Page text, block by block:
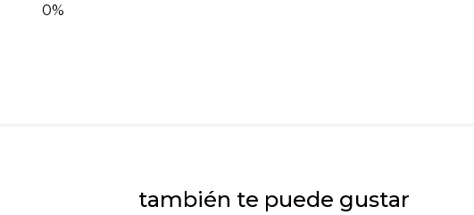
0%
también te puede gustar